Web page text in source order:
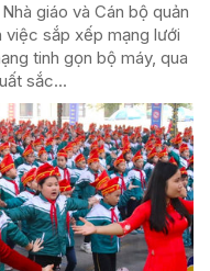
giáo và Cán bộ quản
sắp xếp mạng lưới
tinh gọn bộ máy, qua
sắc...